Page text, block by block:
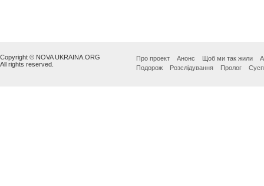
Copyright © NOVA UKRAINA.ORG
All rights reserved.
Про проект Анонс Щоб ми так жили
Подорож
Розслідування Пролог